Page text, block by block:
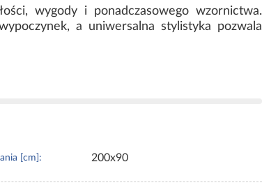
wygody i ponadczasowego wzornictwa.
a uniwersalna stylistyka pozwala
[cm]: 200x90